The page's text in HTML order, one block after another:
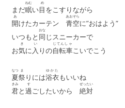
まだ眠
ねむ
い目
め
をこすりながら
開
あ
けたカーテン 青空
あおぞら
に”おはよう”
いつもと 同
おな
じスニーカーで
お気
き
に入
い
りの自転車
じてんしゃ
こいでこう
夏
なつ
祭
ま
りには浴衣
ゆかた
もいいね
君
きみ
と過
す
ごしたいから 絶対
ぜったい